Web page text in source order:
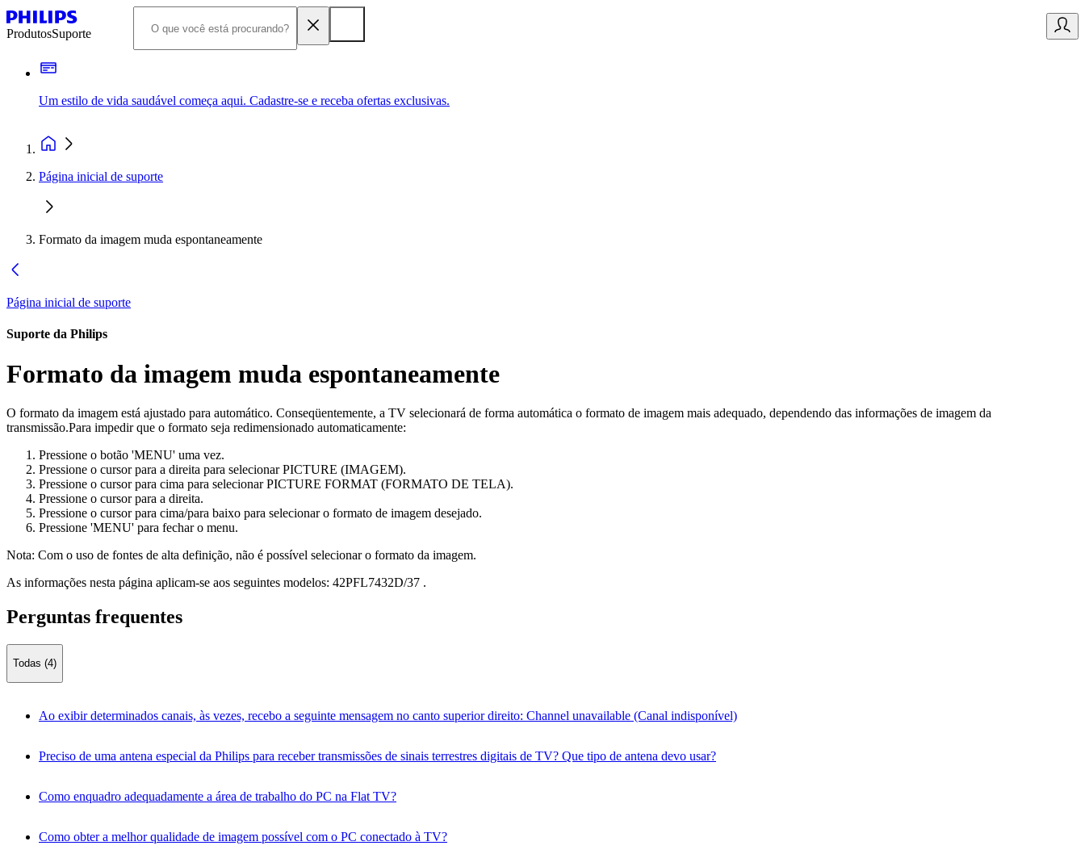
ProdutosSuporte
Um estilo de vida saudável começa aqui. Cadastre-se e receba ofertas exclusivas.
Página inicial de suporte
Formato da imagem muda espontaneamente
Página inicial de suporte
Suporte da Philips
Formato da imagem muda espontaneamente
O formato da imagem está ajustado para automático. Conseqüentemente, a TV selecionará de forma automática o formato de imagem mais adequado, dependendo das informações de imagem da
transmissão.Para impedir que o formato seja redimensionado automaticamente:
Pressione o botão 'MENU' uma vez.
Pressione o cursor para a direita para selecionar PICTURE (IMAGEM).
Pressione o cursor para cima para selecionar PICTURE FORMAT (FORMATO DE TELA).
Pressione o cursor para a direita.
Pressione o cursor para cima/para baixo para selecionar o formato de imagem desejado.
Pressione 'MENU' para fechar o menu.
Nota: Com o uso de fontes de alta definição, não é possível selecionar o formato da imagem.
As informações nesta página aplicam-se aos seguintes modelos: 42PFL7432D/37 .
Perguntas frequentes
Todas (4)
Ao exibir determinados canais, às vezes, recebo a seguinte mensagem no canto superior direito: Channel unavailable (Canal indisponível)
Preciso de uma antena especial da Philips para receber transmissões de sinais terrestres digitais de TV? Que tipo de antena devo usar?
Como enquadro adequadamente a área de trabalho do PC na Flat TV?
Como obter a melhor qualidade de imagem possível com o PC conectado à TV?